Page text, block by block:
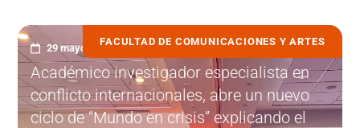
FACULTAD DE COMUNICACIONES Y ARTES
29 mayo, 2023
Académico investigador especialista en
conflicto internacionales, abre un nuevo
ciclo de “Mundo en crisis” explicando el